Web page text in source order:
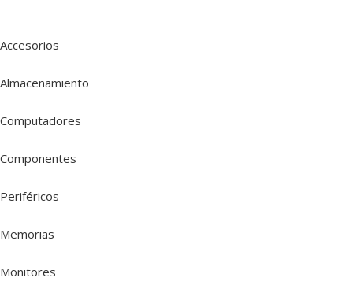
Accesorios
Almacenamiento
Computadores
Componentes
Periféricos
Memorias
Monitores